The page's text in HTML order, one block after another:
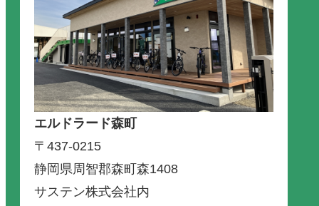
エルドラード森町
〒437-0215
静岡県周智郡森町森1408
サステン株式会社内